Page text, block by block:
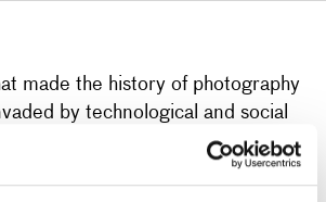
made the history of photography
by technological and social
Thursday 9 June at